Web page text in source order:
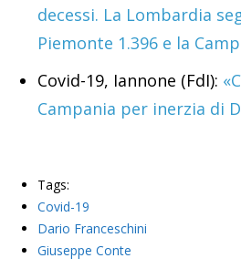
decessi. La Lombardia
Piemonte 1.396 e la
Covid-19, Iannone (FdI):
Campania per inerzia di
Tags:
Covid-19
Dario Franceschini
Giuseppe Conte